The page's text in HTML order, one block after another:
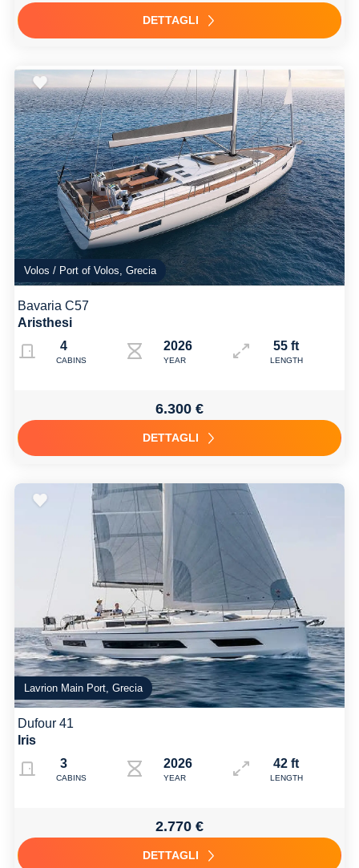
DETTAGLI
Volos / Port of Volos, Grecia
Bavaria C57
Aristhesi
4
CABINS
2026
YEAR
55 ft
LENGTH
6.300 €
DETTAGLI
Lavrion Main Port, Grecia
Dufour 41
Iris
3
CABINS
2026
YEAR
42 ft
LENGTH
2.770 €
DETTAGLI